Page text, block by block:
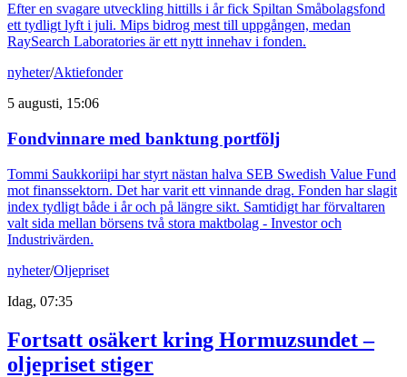
Efter en svagare utveckling hittills i år fick Spiltan Småbolagsfond
ett tydligt lyft i juli. Mips bidrog mest till uppgången, medan
RaySearch Laboratories är ett nytt innehav i fonden.
nyheter/Aktiefonder
5 augusti, 15:06
Fondvinnare med banktung portfölj
Tommi Saukkoriipi har styrt nästan halva SEB Swedish Value Fund
mot finanssektorn. Det har varit ett vinnande drag. Fonden har slagit
index tydligt både i år och på längre sikt. Samtidigt har förvaltaren
valt sida mellan börsens två stora maktbolag - Investor och
Industrivärden.
nyheter/Oljepriset
Idag, 07:35
Fortsatt osäkert kring Hormuzsundet –
oljepriset stiger